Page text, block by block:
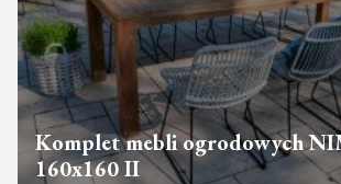
Komplet mebli ogrodowych
160x160 II